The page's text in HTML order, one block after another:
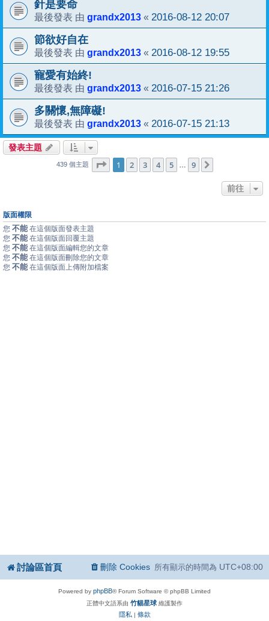
針是要命
最後發表 由 grandx2013 « 2016-08-12 20:07
節欲好自在
最後發表 由 grandx2013 « 2016-08-12 19:55
寵愛有始終!
最後發表 由 grandx2013 « 2016-07-15 21:26
多關懷,無障礙!
最後發表 由 grandx2013 « 2016-07-15 21:13
發表主題
439 個主題 第1 頁 (共 頁)
1 2 3 4 5 9
前往
版面權限
您 不能 在這個版面發表主題
您 不能 在這個版面回覆主題
您 不能 在這個版面編輯您的文章
您 不能 在這個版面刪除您的文章
您 不能 在這個版面上傳附加檔案
討論區首頁 所有顯示的時間為 UTC+08:00
刪除 Cookies
Powered by phpBB® Forum Software © phpBB Limited
正體中文語系由 竹貓星球 維護製作
隱私 | 條款